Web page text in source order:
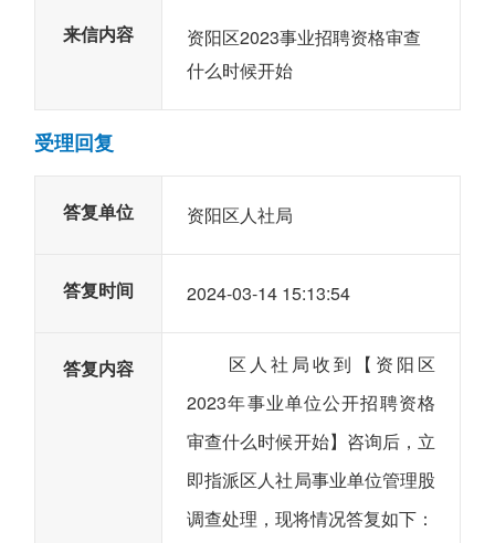
来信内容
资阳区2023事业招聘资格审查
什么时候开始
受理回复
答复单位 资阳区人社局
答复时间 2024-03-14 15:13:54
答复内容
区人社局收到【资阳区
2023年事业单位公开招聘资格
审查什么时候开始】咨询后，立
即指派区人社局事业单位管理股
调查处理，现将情况答复如下：